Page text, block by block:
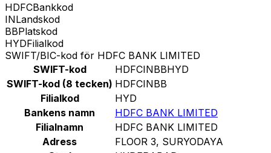
HDFCBankkod
INLandskod
BBPlatskod
HYDFilialkod
SWIFT/BIC-kod för HDFC BANK LIMITED
SWIFT-kod
HDFCINBBHYD
SWIFT-kod (8 tecken) HDFCINBB
Filialkod
HYD
Bankens namn
HDFC BANK LIMITED
Filialnamn
HDFC BANK LIMITED
Adress
FLOOR 3, SURYODAYA